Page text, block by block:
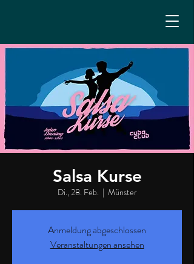
Salsa Kurse
Di., 28. Feb.
  |
Münster
Anmeldung abgeschlossen
Veranstaltungen ansehen